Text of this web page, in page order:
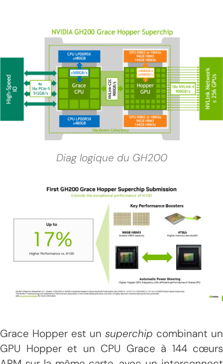
Diag logique du GH200
Grace Hopper est un superchip combinant un
GPU Hopper et un CPU Grace à 144 cœurs